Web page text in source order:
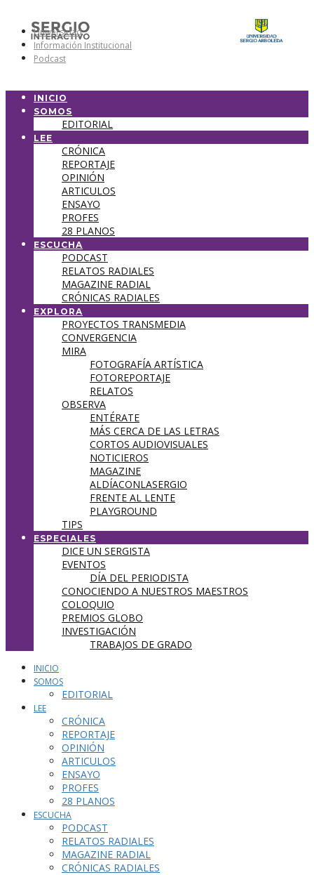
Universidad
Información Institucional
Podcast
INICIO
SOMOS
EDITORIAL
LEE
CRÓNICA
REPORTAJE
OPINIÓN
ARTICULOS
ENSAYO
PROFES
28 PLANOS
ESCUCHA
PODCAST
RELATOS RADIALES
MAGAZINE RADIAL
CRÓNICAS RADIALES
EXPLORA
PROYECTOS TRANSMEDIA
CONVERGENCIA
MIRA
FOTOGRAFÍA ARTÍSTICA
FOTOREPORTAJE
RELATOS
OBSERVA
ENTÉRATE
MÁS CERCA DE LAS LETRAS
CORTOS AUDIOVISUALES
NOTICIEROS
MAGAZINE
ALDÍACONLASERGIO
FRENTE AL LENTE
PLAYGROUND
TIPS
ESPECIALES
DICE UN SERGISTA
EVENTOS
DÍA DEL PERIODISTA
CONOCIENDO A NUESTROS MAESTROS
COLOQUIO
PREMIOS GLOBO
INVESTIGACIÓN
TRABAJOS DE GRADO
INICIO
SOMOS
EDITORIAL
LEE
CRÓNICA
REPORTAJE
OPINIÓN
ARTICULOS
ENSAYO
PROFES
28 PLANOS
ESCUCHA
PODCAST
RELATOS RADIALES
MAGAZINE RADIAL
CRÓNICAS RADIALES